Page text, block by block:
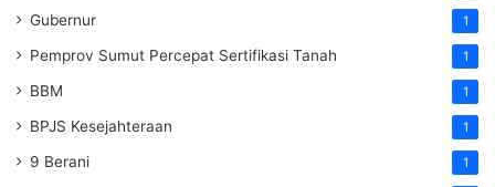
Gubernur 1
Pemprov Sumut Percepat Sertifikasi Tanah 1
BBM 1
BPJS Kesejahteraan 1
9 Berani 1